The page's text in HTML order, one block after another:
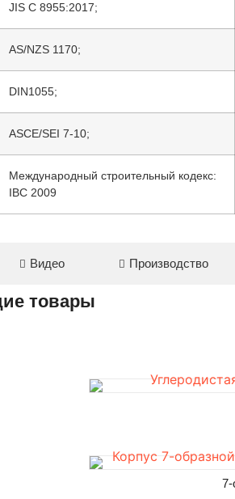
JIS C 8955:2017;
AS/NZS 1170;
DIN1055;
ASCE/SEI 7-10;
Международный строительный кодекс:
IBC 2009
Видео Производство
товары
7-